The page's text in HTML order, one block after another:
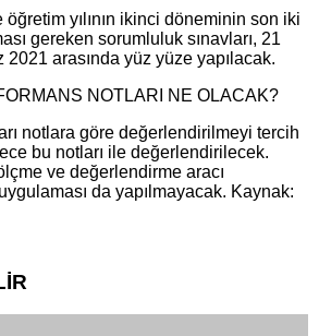
yılının ikinci döneminin son iki
gereken sorumluluk sınavları, 21
2021 arasında yüz yüze yapılacak.
NOTLARI NE OLACAK?
notlara göre değerlendirilmeyi tercih
bu notları ile değerlendirilecek.
ve değerlendirme aracı
da yapılmayacak. Kaynak: